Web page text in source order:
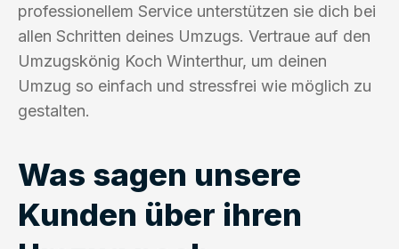
professionellem Service unterstützen sie dich bei
allen Schritten deines Umzugs. Vertraue auf den
Umzugskönig Koch Winterthur, um deinen
Umzug so einfach und stressfrei wie möglich zu
gestalten.
Was sagen unsere
Kunden über ihren